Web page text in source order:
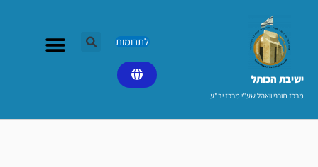
ישיבת הכותל​
מרכז תורני וואהל שע"י מרכז יב"ע
לתרומות